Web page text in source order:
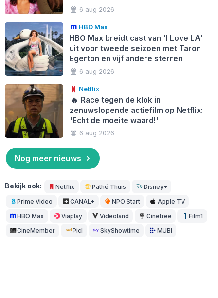
6 aug 2026
HBO Max
HBO Max breidt cast van 'I Love LA'
uit voor tweede seizoen met Taron
Egerton en vijf andere sterren
6 aug 2026
Netflix
🔥 Race tegen de klok in
zenuwslopende actiefilm op Netflix:
'Echt de moeite waard!'
6 aug 2026
Nog meer nieuws
Bekijk ook: Netflix Pathé Thuis Disney+
Prime Video CANAL+ NPO Start Apple TV
HBO Max Viaplay Videoland Cinetree Film1
CineMember Picl SkyShowtime MUBI